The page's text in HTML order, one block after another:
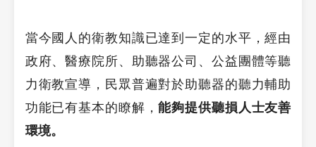
當今國人的衛教知識已達到一定的水平，經由
政府、醫療院所、助聽器公司、公益團體等聽
力衛教宣導，民眾普遍對於助聽器的聽力輔助
功能已有基本的瞭解，能夠提供聽損人士友善
環境。